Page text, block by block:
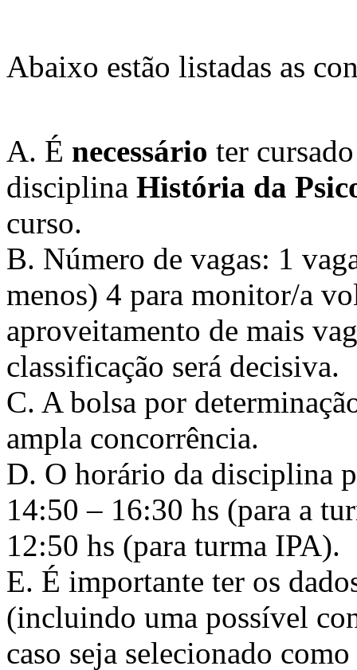
Abaixo estão listadas as
A. É necessário ter
disciplina História da
curso.
B. Número de vagas: 1
menos) 4 para monitor/a
aproveitamento de mais
classificação será decisiva.
C. A bolsa por
ampla concorrência.
D. O horário da disciplina
14:50 – 16:30 hs (para a
12:50 hs (para turma IPA).
E. É importante ter os
(incluindo uma possível
caso seja selecionado